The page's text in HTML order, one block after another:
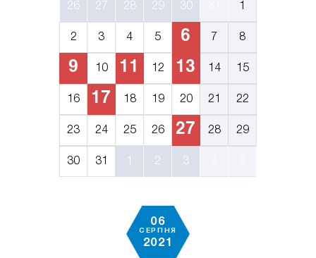
26 27 28 29 30 1
2 3 4 5 6 7 8
9 10 11 12 13 14 15
16 17 18 19 20 21 22
23 24 25 26 27 28 29
30 31 1 2 3
06
СЕРПНЯ
2021